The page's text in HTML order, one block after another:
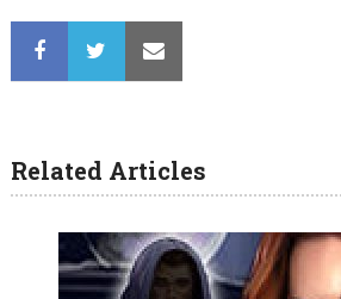
Related Articles